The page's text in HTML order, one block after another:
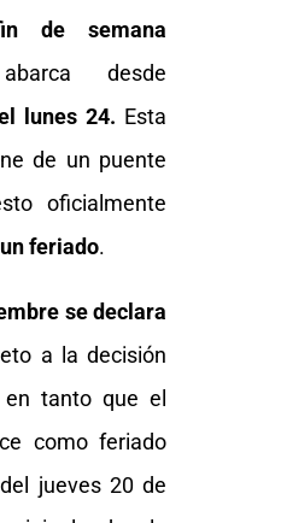
de semana
desde
lunes 24. Esta
de un puente
oficialmente
feriado.
se declara
a la decisión
en tanto que el
como feriado
jueves 20 de